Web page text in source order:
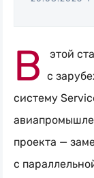
В
этой
с
систему
проекта —
с